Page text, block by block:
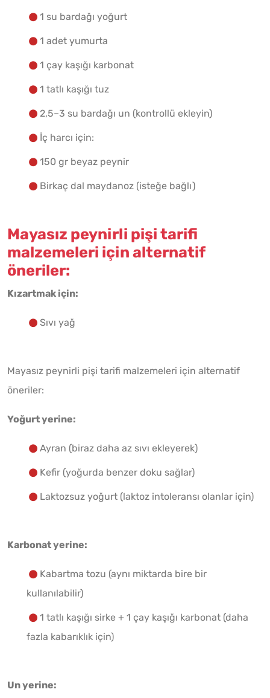
1 su bardağı yoğurt
1 adet yumurta
1 çay kaşığı karbonat
1 tatlı kaşığı tuz
2,5–3 su bardağı un (kontrollü ekleyin)
İç harcı için:
150 gr beyaz peynir
Birkaç dal maydanoz (isteğe bağlı)
Mayasız peynirli pişi tarifi
malzemeleri için alternatif
öneriler:
Kızartmak için:
Sıvı yağ
Mayasız peynirli pişi tarifi malzemeleri için alternatif
öneriler:
Yoğurt yerine:
Ayran (biraz daha az sıvı ekleyerek)
Kefir (yoğurda benzer doku sağlar)
Laktozsuz yoğurt (laktoz intoleransı olanlar için)
Karbonat yerine:
Kabartma tozu (aynı miktarda bire bir
kullanılabilir)
1 tatlı kaşığı sirke + 1 çay kaşığı karbonat (daha
fazla kabarıklık için)
Un yerine: